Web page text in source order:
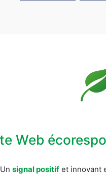
Web
signal positif et innovant